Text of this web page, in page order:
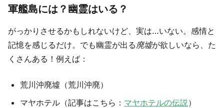
軍艦島には？幽霊はいる？
がっかりさせるかもしれないけど、実は…いない。感情と
記憶を感じるだけ。でも幽霊が出る廃墟が欲しいなら、た
くさんある！例えば：
荒川沖廃墟（荒川沖廃）
マヤホテル（記事はこちら： マヤホテルの伝説）